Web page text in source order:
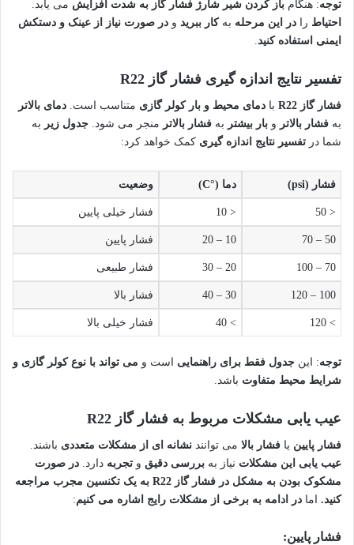
توجه: هنگام باز کردن شیر شارژ فشار گاز به شدت افزایش می یابد.
احتیاط را در این مرحله بهکار ببرید و در صورت نیاز از عینک و دستکش
ایمنی استفاده کنید.
تفسیر نتایج اندازه گیری فشار گاز R22
فشار گاز R22 با دمای محیط و بار کولر گازی متناسب است. دمای بالاتر
به فشار بالاتر و بار بیشتر به فشار بالاتر منجر می شود. جدول زیر به
شما در تفسیر نتایج اندازه گیری کمک خواهد کرد:
فشار (psi) دما (°C) وضعیت
< 50
< 10 فشار خیلی پایین
50 – 70
10 – 20 فشار پایین
70 – 100
20 – 30 فشار طبیعی
100 – 120
30 – 40 فشار بالا
> 120
> 40 فشار خیلی بالا
توجه: این جدول فقط برای راهنمایی است و می تواند با نوع کولر گازی و
شرایط محیط متفاوت باشد.
عیب یابی مشکلات مربوط به فشار گاز R22
فشار پایین یا فشار بالا می توانند نشانه ای از مشکلات متعددی باشند.
عیب یابی این مشکلات نیاز به بررسی دقیق و تجربه دارد. در صورت
مشکوک بودن به مشکل در فشار گاز R22
به یک تکنسین مجرب مراجعه
کنید. اما در ادامه به برخی از مشکلات رایج اشاره می کنیم:
فشار پایین: